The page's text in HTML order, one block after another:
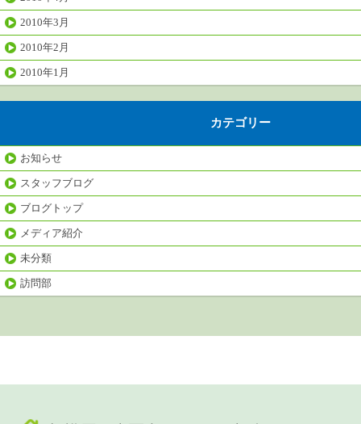
2010年3月
2010年2月
2010年1月
カテゴリー
お知らせ
スタッフブログ
ブログトップ
メディア紹介
未分類
訪問部